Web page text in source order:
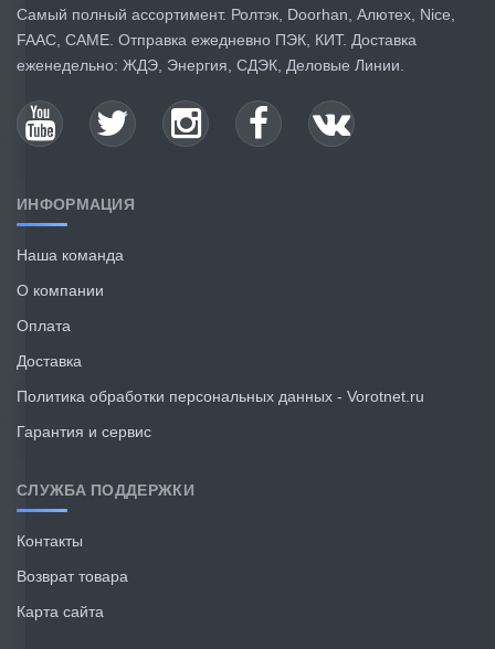
Самый полный ассортимент. Ролтэк, Doorhan, Алютех, Nice,
FAAC, CAME. Отправка ежедневно ПЭК, КИТ. Доставка
еженедельно: ЖДЭ, Энергия, СДЭК, Деловые Линии.
ИНФОРМАЦИЯ
Наша команда
О компании
Оплата
Доставка
Политика обработки персональных данных - Vorotnet.ru
Гарантия и сервис
СЛУЖБА ПОДДЕРЖКИ
Контакты
Возврат товара
Карта сайта